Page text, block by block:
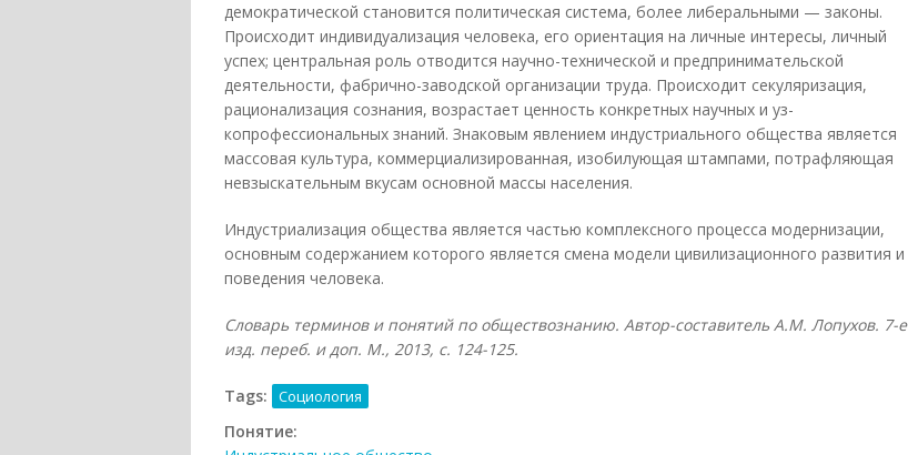
демократической становится политическая система, более либеральными — законы.
Происходит индивидуализация человека, его ориентация на личные интересы, личный
успех; центральная роль отводится научно-технической и предпринимательской
деятельности, фабрично-заводской организации труда. Происходит секуляризация,
рационализация сознания, возрастает ценность конкретных научных и уз-
копрофессиональных знаний. Знаковым явлением индустриального общества является
массовая культура, коммерциализированная, изобилующая штампами, потрафляющая
невзыскательным вкусам основной массы населения.
Индустриализация общества является частью комплексного процесса модернизации,
основным содержанием которого является смена модели цивилизационного развития и
поведения человека.
Словарь терминов и понятий по обществознанию. Автор-составитель А.М. Лопухов. 7-е
изд. переб. и доп. М., 2013, с. 124-125.
Tags: Социология
Понятие: